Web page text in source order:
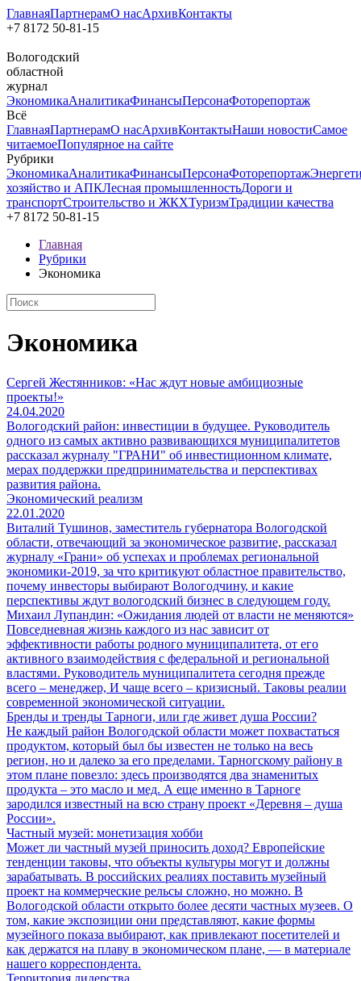
ГлавнаяПартнерамО насАрхивКонтакты
+7 8172 50-81-15
Вологодский
областной
журнал
ЭкономикаАналитикаФинансыПерсонаФоторепортаж
Всё
ГлавнаяПартнерамО насАрхивКонтактыНаши новостиСамое
читаемоеПопулярное на сайте
Рубрики
ЭкономикаАналитикаФинансыПерсонаФоторепортаж
хозяйство и АПКЛесная промышленностьДороги и
транспортСтроительство и ЖКХТуризмТрадиции качества
+7 8172 50-81-15
Главная
Рубрики
Экономика
Экономика
Сергей Жестянников: «Нас ждут новые амбициозные
проекты!»
24.04.2020
Вологодский район: инвестиции в будущее. Руководитель
одного из самых активно развивающихся муниципалитетов
рассказал журналу "ГРАНИ" об инвестиционном климате,
мерах поддержки предпринимательства и перспективах
развития района.
Экономический реализм
22.01.2020
Виталий Тушинов, заместитель губернатора Вологодской
области, отвечающий за экономическое развитие, рассказал
журналу «Грани» об успехах и проблемах региональной
экономики-2019, за что критикуют областное правительство,
почему инвесторы выбирают Вологодчину, и какие
перспективы ждут вологодский бизнес в следующем году.
Михаил Лупандин: «Ожидания людей от власти не меняются»
Повседневная жизнь каждого из нас зависит от
эффективности работы родного муниципалитета, от его
активного взаимодействия с федеральной и региональной
властями. Руководитель муниципалитета сегодня прежде
всего – менеджер, И чаще всего – кризисный. Таковы реалии
современной экономической ситуации.
Бренды и тренды Тарноги, или где живет душа России?
Не каждый район Вологодской области может похвастаться
продуктом, который был бы известен не только на весь
регион, но и далеко за его пределами. Тарногскому району в
этом плане повезло: здесь производятся два знаменитых
продукта – это масло и мед. А еще именно в Тарноге
зародился известный на всю страну проект «Деревня – душа
России».
Частный музей: монетизация хобби
Может ли частный музей приносить доход? Европейские
тенденции таковы, что объекты культуры могут и должны
зарабатывать. В российских реалиях поставить музейный
проект на коммерческие рельсы сложно, но можно. В
Вологодской области открыто более десяти частных музеев. О
том, какие экспозиции они представляют, какие формы
музейного показа выбирают, как привлекают посетителей и
как держатся на плаву в экономическом плане, — в материале
нашего корреспондента.
Территория лидерства